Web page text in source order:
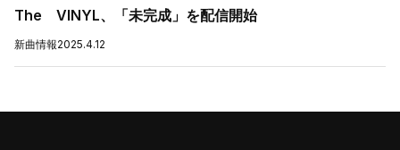
The VINYL、「未完成」を配信開始
新曲情報2025.4.12